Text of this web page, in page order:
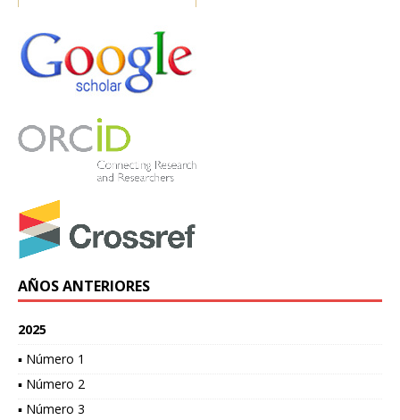
AÑOS ANTERIORES
2025
▪ Número 1
▪ Número 2
▪ Número 3